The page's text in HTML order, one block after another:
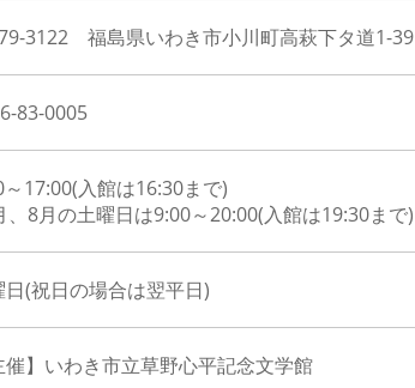
3122 福島県いわき市小川町高萩下タ道1-39
83-0005
～17:00(入館は16:30まで)
、8月の土曜日は9:00～20:00(入館は19:30まで)
日(祝日の場合は翌平日)
催】いわき市立草野心平記念文学館